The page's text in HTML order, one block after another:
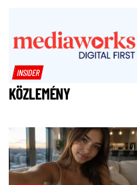
INSIDER
KÖZLEMÉNY